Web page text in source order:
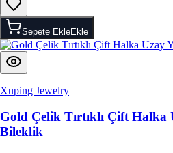
Sepete EkleEkle
Xuping Jewelry
Gold Çelik Tırtıklı Çift
Bileklik